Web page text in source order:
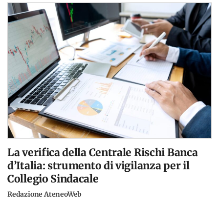
La verifica della Centrale Rischi Banca
d’Italia: strumento di vigilanza per il
Collegio Sindacale
Redazione AteneoWeb